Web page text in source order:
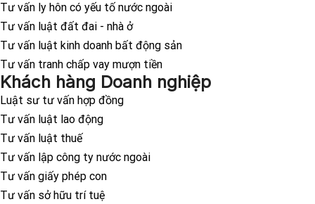
Tư vấn ly hôn có yếu tố nước ngoài
Tư vấn luật đất đai - nhà ở
Tư vấn luật kinh doanh bất động sản
Tư vấn tranh chấp vay mượn tiền
Khách hàng Doanh nghiệp
Luật sư tư vấn hợp đồng
Tư vấn luật lao động
Tư vấn luật thuế
Tư vấn lập công ty nước ngoài
Tư vấn giấy phép con
Tư vấn sở hữu trí tuệ